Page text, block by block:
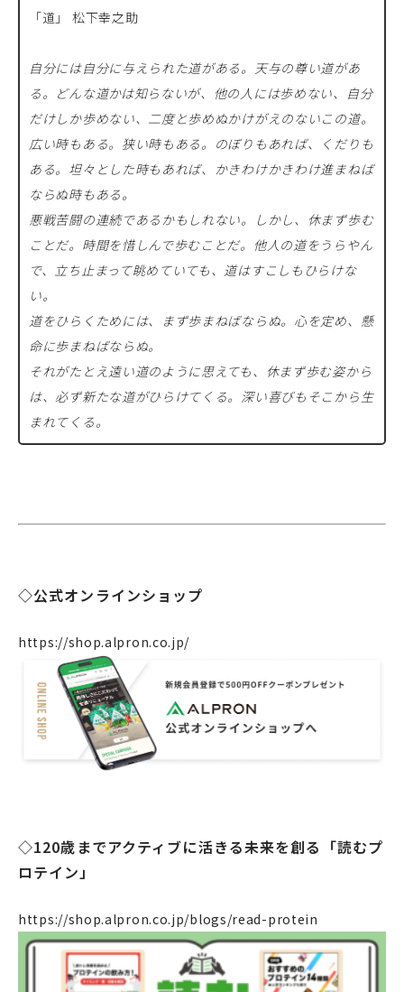
社会課題への取り組み
ニュース
「道」 松下幸之助
自分には自分に与えられた道がある。天与の尊い道があ
る。どんな道かは知らないが、他の人には歩めない、自分
だけしか歩めない、二度と歩めぬかけがえのないこの道。
広い時もある。狭い時もある。のぼりもあれば、くだりも
ある。坦々とした時もあれば、かきわけかきわけ進まねば
ならぬ時もある。
悪戦苦闘の連続であるかもしれない。しかし、休まず歩む
ことだ。時間を惜しんで歩むことだ。他人の道をうらやん
で、立ち止まって眺めていても、道はすこしもひらけな
い。
道をひらくためには、まず歩まねばならぬ。心を定め、懸
命に歩まねばならぬ。
それがたとえ遠い道のように思えても、休まず歩む姿から
は、必ず新たな道がひらけてくる。深い喜びもそこから生
まれてくる。
◇公式オンラインショップ
https://shop.alpron.co.jp/
◇120歳までアクティブに活きる未来を創る「読むプ
ロテイン」
https://shop.alpron.co.jp/blogs/read-protein